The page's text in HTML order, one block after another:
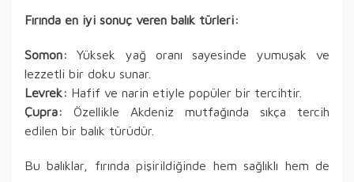
Fırında en iyi sonuç veren balık türleri:
Somon: Yüksek yağ oranı sayesinde yumuşak ve
lezzetli bir doku sunar.
Levrek: Hafif ve narin etiyle popüler bir tercihtir.
Çupra: Özellikle Akdeniz mutfağında sıkça tercih
edilen bir balık türüdür.
Bu balıklar, fırında pişirildiğinde hem sağlıklı hem de